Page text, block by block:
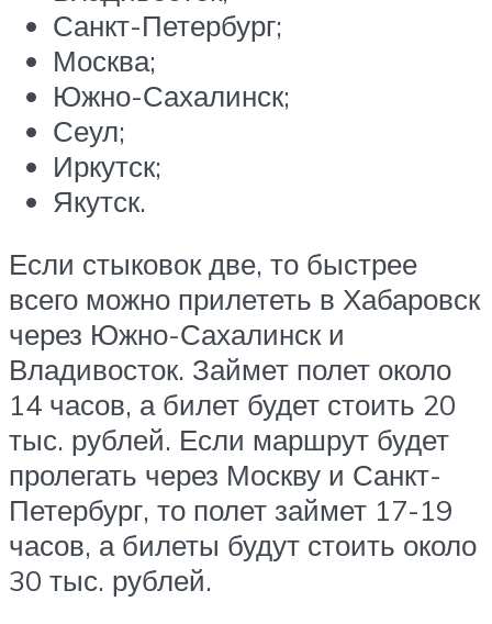
Санкт-Петербург;
Москва;
Южно-Сахалинск;
Сеул;
Иркутск;
Якутск.
Если стыковок две, то быстрее
всего можно прилететь в Хабаровск
через Южно-Сахалинск и
Владивосток. Займет полет около
14 часов, а билет будет стоить 20
тыс. рублей. Если маршрут будет
пролегать через Москву и Санкт-
Петербург, то полет займет 17-19
часов, а билеты будут стоить около
30 тыс. рублей.